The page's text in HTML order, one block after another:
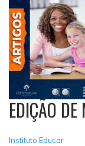
EDIÇÃO
Instituto Educar